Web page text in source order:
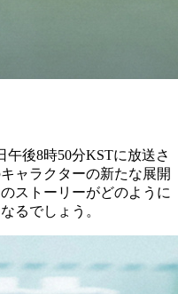
午後8時50分KSTに放送さ
ャラクターの新たな展開
ストーリーがどのように
るでしょう。